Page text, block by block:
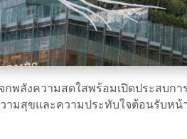
พลังความสดใสพร้อมเปิดประสบ
ามสุขและความประทับใจต้อนรับห